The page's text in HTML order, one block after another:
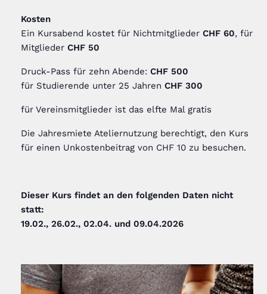
Kosten
Ein Kursabend kostet für Nichtmitglieder CHF 60, für
Mitglieder CHF 50
Druck-Pass für zehn Abende: CHF 500
für Studierende unter 25 Jahren CHF 300
für Vereinsmitglieder ist das elfte Mal gratis
Die Jahresmiete Ateliernutzung berechtigt, den Kurs
für einen Unkostenbeitrag von CHF 10 zu besuchen.
Dieser Kurs findet an den folgenden Daten nicht
statt:
19.02., 26.02., 02.04. und 09.04.2026